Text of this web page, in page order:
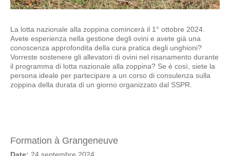
La lotta nazionale alla zoppina comincerà il 1° ottobre 2024.
Avete esperienza nella gestione degli ovini e avete già una
conoscenza approfondita della cura pratica degli unghioni?
Vorreste sostenere gli allevatori di ovini nel risanamento durante
il programma di lotta nazionale alla zoppina? Se è così, siete la
persona ideale per partecipare a un corso di consulenza sulla
zoppina della durata di un giorno organizzato dal SSPR.
Formation à Grangeneuve